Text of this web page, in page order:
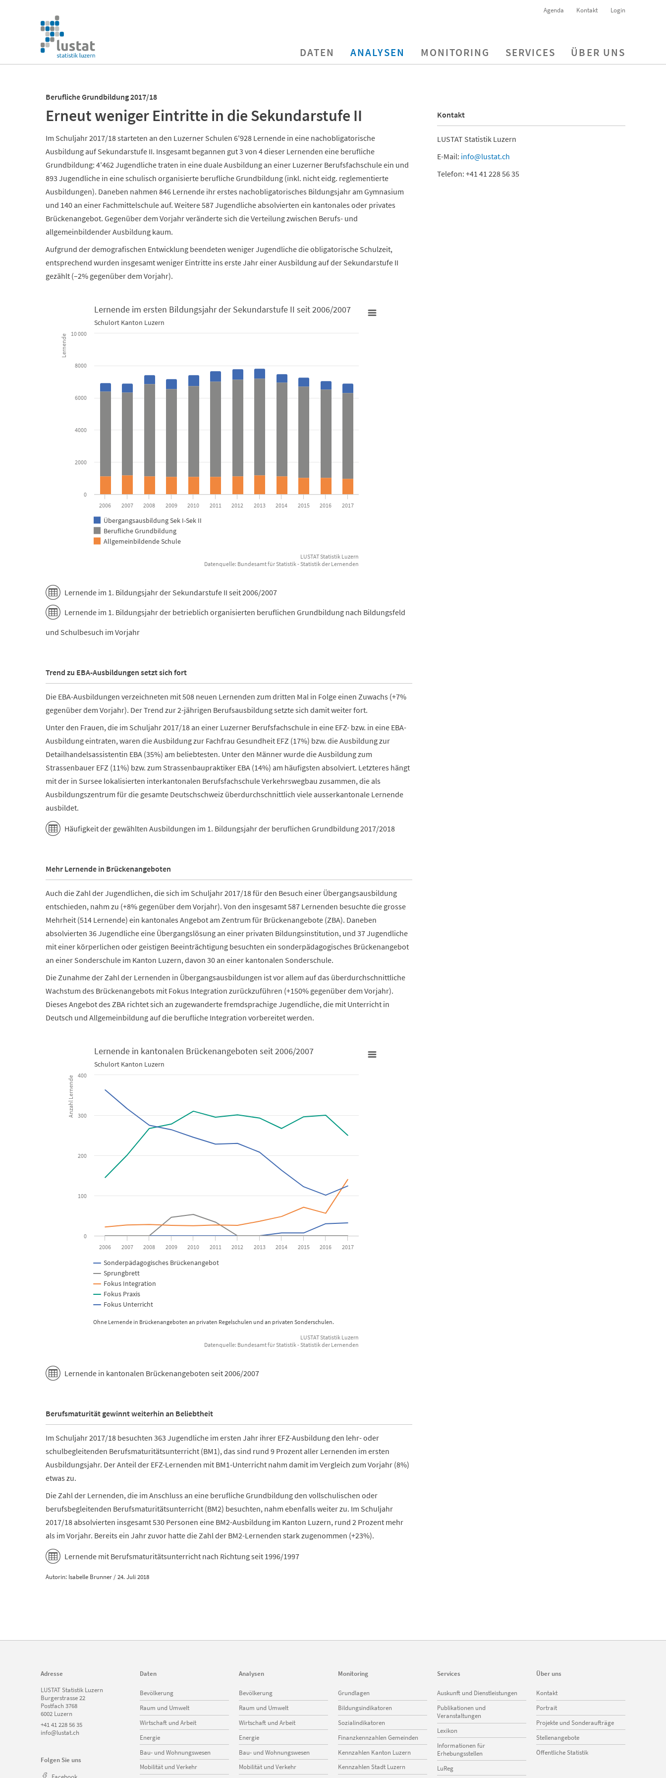
überspringen
Agenda Kontakt Login
Navigation
überspringen
DATEN ANALYSEN MONITORING SERVICES ÜBER UNS
Berufliche Grundbildung 2017/18
Erneut weniger Eintritte in die Sekundarstufe II
Im Schuljahr 2017/18 starteten an den Luzerner Schulen 6'928 Lernende in eine nachobligatorische
Ausbildung auf Sekundarstufe II. Insgesamt begannen gut 3 von 4 dieser Lernenden eine berufliche
Grundbildung: 4'462 Jugendliche traten in eine duale Ausbildung an einer Luzerner Berufsfachschule ein und
893 Jugendliche in eine schulisch organisierte berufliche Grundbildung (inkl. nicht eidg. reglementierte
Ausbildungen). Daneben nahmen 846 Lernende ihr erstes nachobligatorisches Bildungsjahr am Gymnasium
und 140 an einer Fachmittelschule auf. Weitere 587 Jugendliche absolvierten ein kantonales oder privates
Brückenangebot. Gegenüber dem Vorjahr veränderte sich die Verteilung zwischen Berufs- und
allgemeinbildender Ausbildung kaum.
Aufgrund der demografischen Entwicklung beendeten weniger Jugendliche die obligatorische Schulzeit,
entsprechend wurden insgesamt weniger Eintritte ins erste Jahr einer Ausbildung auf der Sekundarstufe II
gezählt (–2% gegenüber dem Vorjahr).
Lernende im ersten Bildungsjahr der Sekundarstufe II seit 2006/2007
Bar chart with 3 data series.
Schulort Kanton Luzern
View as data table, Lernende im ersten Bildungsjahr der Sekundarstufe II seit 2006/2007
Lernende
Lernende im ersten Bildungsjahr der Sekundarstufe II seit 2006/2007
Schulort Kanton Luzern
Übergangsausbildung Sek I-Sek II
Berufliche Grundbildung
Allgemeinbildende Schule
2006 2007 2008 2009 2010 2011 2012 2013 2014 2015 2016 2017
0
2000
4000
6000
8000
10 000
LUSTAT Statistik Luzern
Datenquelle: Bundesamt für Statistik - Statistik der Lernenden
Lernende im 1. Bildungsjahr der Sekundarstufe II seit 2006/2007
Lernende im 1. Bildungsjahr der betrieblich organisierten beruflichen Grundbildung nach Bildungsfeld
und Schulbesuch im Vorjahr
Trend zu EBA-Ausbildungen setzt sich fort
Die EBA-Ausbildungen verzeichneten mit 508 neuen Lernenden zum dritten Mal in Folge einen Zuwachs (+7%
gegenüber dem Vorjahr). Der Trend zur 2-jährigen Berufsausbildung setzte sich damit weiter fort.
Unter den Frauen, die im Schuljahr 2017/18 an einer Luzerner Berufsfachschule in eine EFZ- bzw. in eine EBA-
Ausbildung eintraten, waren die Ausbildung zur Fachfrau Gesundheit EFZ (17%) bzw. die Ausbildung zur
Detailhandelsassistentin EBA (35%) am beliebtesten. Unter den Männer wurde die Ausbildung zum
Strassenbauer EFZ (11%) bzw. zum Strassenbaupraktiker EBA (14%) am häufigsten absolviert. Letzteres hängt
mit der in Sursee lokalisierten interkantonalen Berufsfachschule Verkehrswegbau zusammen, die als
Ausbildungszentrum für die gesamte Deutschschweiz überdurchschnittlich viele ausserkantonale Lernende
ausbildet.
Häufigkeit der gewählten Ausbildungen im 1. Bildungsjahr der beruflichen Grundbildung 2017/2018
Mehr Lernende in Brückenangeboten
Auch die Zahl der Jugendlichen, die sich im Schuljahr 2017/18 für den Besuch einer Übergangsausbildung
entschieden, nahm zu (+8% gegenüber dem Vorjahr). Von den insgesamt 587 Lernenden besuchte die grosse
Mehrheit (514 Lernende) ein kantonales Angebot am Zentrum für Brückenangebote (ZBA). Daneben
absolvierten 36 Jugendliche eine Übergangslösung an einer privaten Bildungsinstitution, und 37 Jugendliche
mit einer körperlichen oder geistigen Beeinträchtigung besuchten ein sonderpädagogisches Brückenangebot
an einer Sonderschule im Kanton Luzern, davon 30 an einer kantonalen Sonderschule.
Die Zunahme der Zahl der Lernenden in Übergangsausbildungen ist vor allem auf das überdurchschnittliche
Wachstum des Brückenangebots mit Fokus Integration zurückzuführen (+150% gegenüber dem Vorjahr).
Dieses Angebot des ZBA richtet sich an zugewanderte fremdsprachige Jugendliche, die mit Unterricht in
Deutsch und Allgemeinbildung auf die berufliche Integration vorbereitet werden.
Lernende in kantonalen Brückenangeboten seit 2006/2007
Line chart with 5 lines.
Schulort Kanton Luzern
View as data table, Lernende in kantonalen Brückenangeboten seit 2006/2007
The chart has 1 X axis displaying categories.
The chart has 1 Y axis displaying Anzahl Lernende. Data ranges from 0 to 363.
Ohne Lernende in Brückenangeboten an privaten Regelschulen und an privaten Sonderschulen.
Anzahl Lernende
Lernende in kantonalen Brückenangeboten seit 2006/2007
Schulort Kanton Luzern
Sonderpädagogisches Brückenangebot
Sprungbrett
Fokus Integration
Fokus Praxis
Fokus Unterricht
2006 2007 2008 2009 2010 2011 2012 2013 2014 2015 2016 2017
0
100
200
300
400
LUSTAT Statistik Luzern
Datenquelle: Bundesamt für Statistik - Statistik der Lernenden
Lernende in kantonalen Brückenangeboten seit 2006/2007
Berufsmaturität gewinnt weiterhin an Beliebtheit
Im Schuljahr 2017/18 besuchten 363 Jugendliche im ersten Jahr ihrer EFZ-Ausbildung den lehr- oder
schulbegleitenden Berufsmaturitätsunterricht (BM1), das sind rund 9 Prozent aller Lernenden im ersten
Ausbildungsjahr. Der Anteil der EFZ-Lernenden mit BM1-Unterricht nahm damit im Vergleich zum Vorjahr (8%)
etwas zu.
Die Zahl der Lernenden, die im Anschluss an eine berufliche Grundbildung den vollschulischen oder
berufsbegleitenden Berufsmaturitätsunterricht (BM2) besuchten, nahm ebenfalls weiter zu. Im Schuljahr
2017/18 absolvierten insgesamt 530 Personen eine BM2-Ausbildung im Kanton Luzern, rund 2 Prozent mehr
als im Vorjahr. Bereits ein Jahr zuvor hatte die Zahl der BM2-Lernenden stark zugenommen (+23%).
Lernende mit Berufsmaturitätsunterricht nach Richtung seit 1996/1997
Autorin: Isabelle Brunner / 24. Juli 2018
Kontakt
LUSTAT Statistik Luzern
E-Mail: info@lustat.ch
Telefon: +41 41 228 56 35
Adresse
LUSTAT Statistik Luzern
Burgerstrasse 22
Postfach 3768
6002 Luzern
+41 41 228 56 35
info@lustat.ch
Folgen Sie uns
Daten
Navigation
überspringen
Bevölkerung
Raum und Umwelt
Wirtschaft und Arbeit
Energie
Bau- und Wohnungswesen
Mobilität und Verkehr
Analysen
Navigation
überspringen
Bevölkerung
Raum und Umwelt
Wirtschaft und Arbeit
Energie
Bau- und Wohnungswesen
Mobilität und Verkehr
Monitoring
Navigation
überspringen
Grundlagen
Bildungsindikatoren
Sozialindikatoren
Finanzkennzahlen Gemeinden
Kennzahlen Kanton Luzern
Kennzahlen Stadt Luzern
Services
Navigation
überspringen
Auskunft und Dienstleistungen
Publikationen und
Veranstaltungen
Lexikon
Informationen für
Erhebungsstellen
LuReg
Über uns
Navigation
überspringen
Kontakt
Portrait
Projekte und Sonderaufträge
Stellenangebote
Öffentliche Statistik